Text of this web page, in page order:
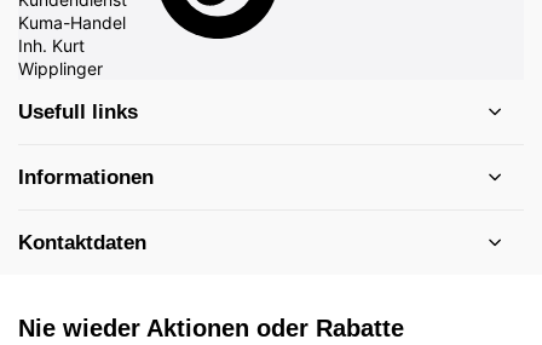
Usefull links
Informationen
Kontaktdaten
Nie wieder Aktionen oder Rabatte